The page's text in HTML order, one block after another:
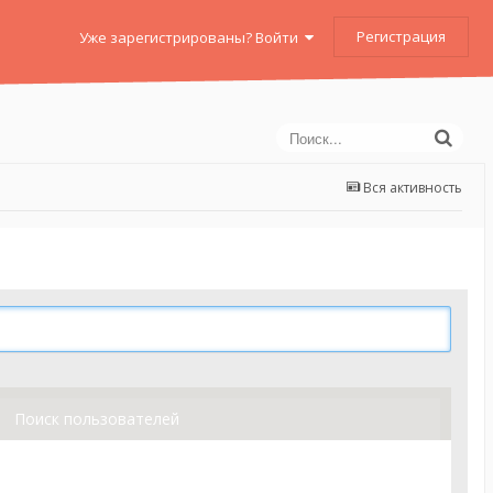
Уже зарегистрированы? Войти Регистрация
Вся активность
Поиск пользователей